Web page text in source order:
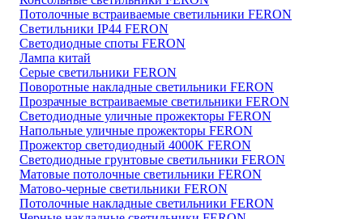
Потолочные встраиваемые светильники FERON
Светильники IP44 FERON
Светодиодные споты FERON
Лампа китай
Серые светильники FERON
Поворотные накладные светильники FERON
Прозрачные встраиваемые светильники FERON
Светодиодные уличные прожекторы FERON
Напольные уличные прожекторы FERON
Прожектор светодиодный 4000K FERON
Светодиодные грунтовые светильники FERON
Матовые потолочные светильники FERON
Матово-черные светильники FERON
Потолочные накладные светильники FERON